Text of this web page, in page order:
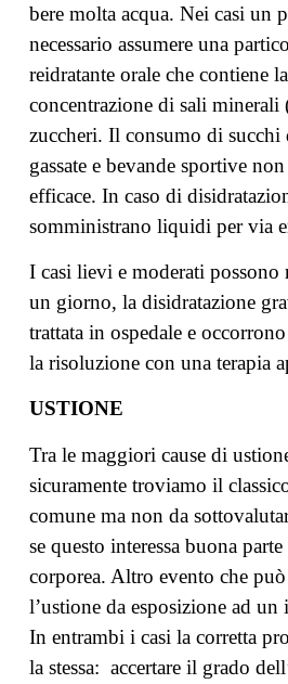
bere molta acqua. Nei casi un
necessario assumere una
reidratante orale che contiene
concentrazione di sali minerali
zuccheri. Il consumo di
gassate e bevande sportive
efficace. In caso di
somministrano liquidi per via
I casi lievi e moderati
un giorno, la disidratazione
trattata in ospedale e
la risoluzione con una terapia
USTIONE
Tra le maggiori cause di
sicuramente troviamo il
comune ma non da
se questo interessa buona
corporea. Altro evento che
l’ustione da esposizione ad
In entrambi i casi la corretta
la stessa: accertare il grado